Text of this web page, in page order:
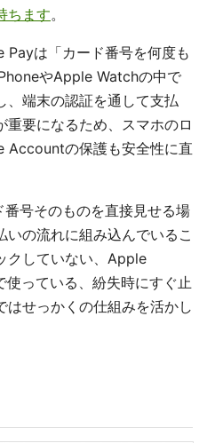
ちます。
Payは「カード番号を何度も
やApple Watchの中で
、端末の認証を通して支払
重要になるため、スマホのロ
Accountの保護も安全性に直
号そのものを直接見せる場
の流れに組み込んでいるこ
クしていない、Apple
っている、紛失時にすぐ止
せっかくの仕組みを活かし